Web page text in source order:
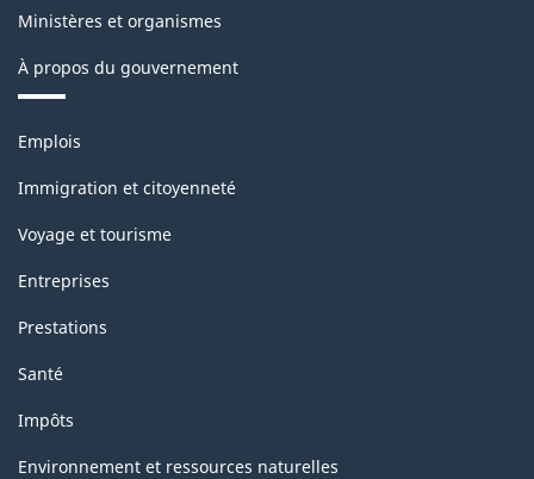
Ministères et organismes
À propos du gouvernement
Thèmes
sujets
Emplois
Immigration et citoyenneté
Voyage et tourisme
Entreprises
Prestations
Santé
Impôts
Environnement et ressources naturelles